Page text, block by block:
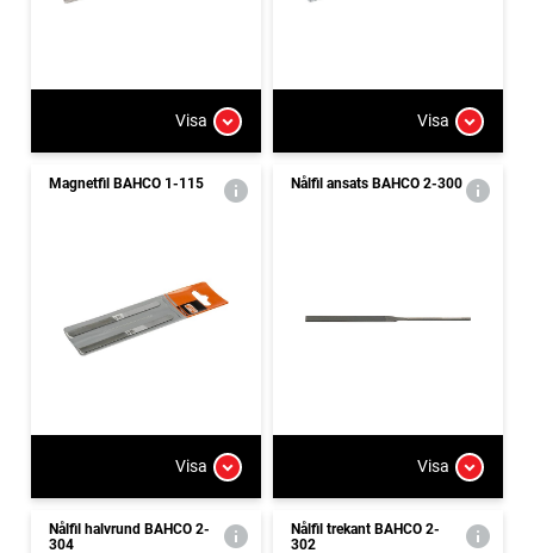
Visa Visa
Magnetfil BAHCO 1-115
Visa
Nålfil ansats BAHCO 2-300
Visa
Nålfil halvrund BAHCO 2-
304
Nålfil trekant BAHCO 2-
302